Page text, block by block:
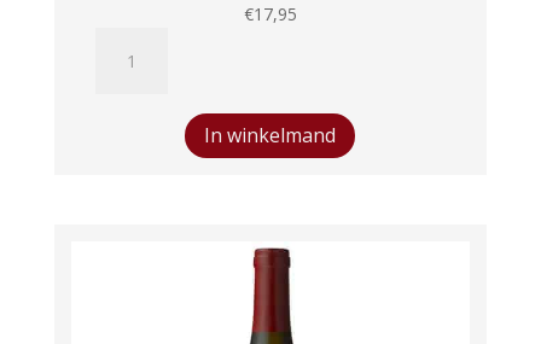
€17,95
Circle
In winkelmand